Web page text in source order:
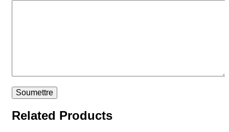
Related Products